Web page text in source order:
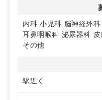
内科、小児科、脳神経
業が可能です。地域のニ
ることができます。
詳細はお問い合わせくだ
内科 小児科 脳神経外科
耳鼻咽喉科 泌尿器科
その他
駅近く